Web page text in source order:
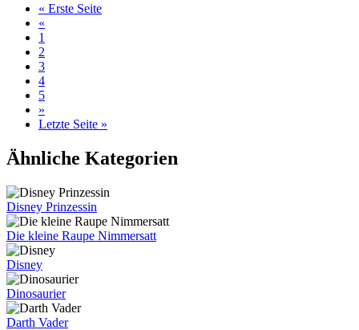
« Erste Seite
«
1
2
3
4
5
»
Letzte Seite »
Ähnliche Kategorien
Disney Prinzessin
Die kleine Raupe Nimmersatt
Disney
Dinosaurier
Darth Vader